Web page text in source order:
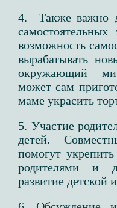
4. Также важно
возможность
вырабатывать
окружающий
может сам
маме украсить
5. Участие
детей.
помогут
родителями и
развитие детской